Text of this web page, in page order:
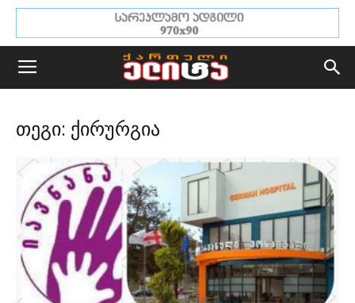
თეგი: ქირურგია